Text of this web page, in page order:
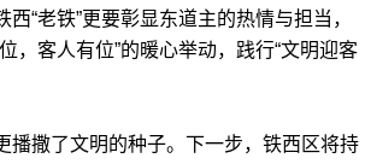
“老铁”更要彰显东道主的热情与担当，
，客人有位”的暖心举动，践行“文明迎客
撒了文明的种子。下一步，铁西区将持